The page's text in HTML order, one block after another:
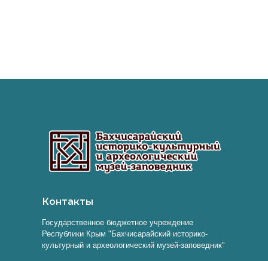
Контакты
Государственное бюджетное учреждение
Республики Крым "Бахчисарайский историко-
культурный и археологический музей-заповедник"